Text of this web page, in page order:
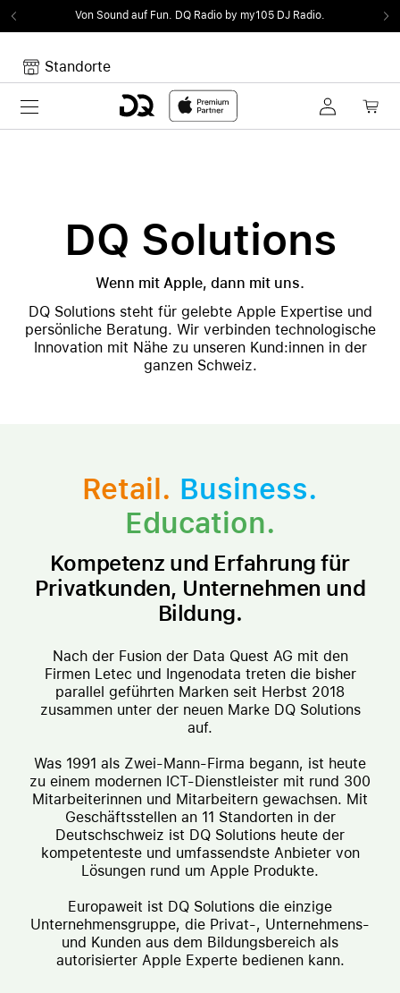
Von Sound auf Fun. DQ Radio by my105 DJ Radio.
Standorte
Toggle navigation
DQ Solutions
Wenn mit Apple, dann mit uns.
DQ Solutions steht für gelebte Apple Expertise und
persönliche Beratung. Wir verbinden technologische
Innovation mit Nähe zu unseren Kund:innen in der
ganzen Schweiz.
Retail. Business.
Education.
Kompetenz und Erfahrung für
Privatkunden, Unternehmen und
Bildung.
Nach der Fusion der Data Quest AG mit den
Firmen Letec und Ingenodata treten die bisher
parallel geführten Marken seit Herbst 2018
zusammen unter der neuen Marke DQ Solutions
auf.
Was 1991 als Zwei-Mann-Firma begann, ist heute
zu einem modernen ICT-Dienstleister mit rund 300
Mitarbeiterinnen und Mitarbeitern gewachsen. Mit
Geschäftsstellen an 11 Standorten in der
Deutschschweiz ist DQ Solutions heute der
kompetenteste und umfassendste Anbieter von
Lösungen rund um Apple Produkte.
Europaweit ist DQ Solutions die einzige
Unternehmensgruppe, die Privat-, Unternehmens-
und Kunden aus dem Bildungsbereich als
autorisierter Apple Experte bedienen kann.